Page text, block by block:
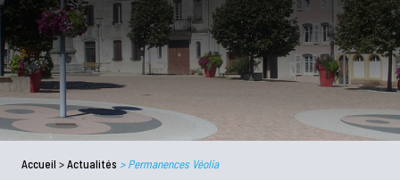
Accueil >Actualités >Permanences Véolia